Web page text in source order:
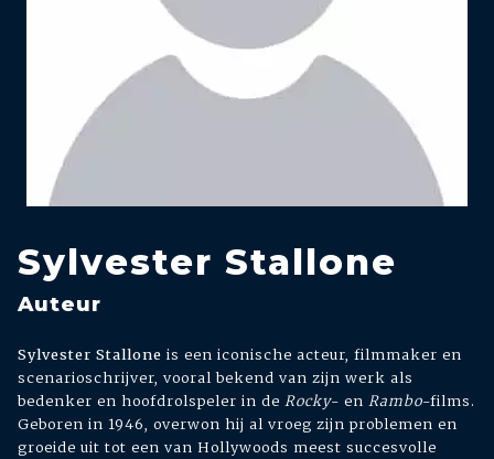
Sylvester Stallone
Auteur
Sylvester Stallone is een iconische acteur, filmmaker en
scenarioschrijver, vooral bekend van zijn werk als
bedenker en hoofdrolspeler in de Rocky- en Rambo-films.
Geboren in 1946, overwon hij al vroeg zijn problemen en
groeide uit tot een van Hollywoods meest succesvolle